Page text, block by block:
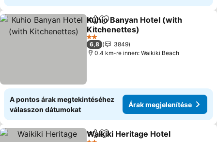
Megosztás
Hozzáadás a kedvencekhez
Kuhio Banyan Hotel (with
Kitchenettes)
Árak megjelenítése
2 Kategória
6,8
3849
0.4 km-re innen: Waikiki Beach
A pontos árak megtekintéséhez
válasszon dátumokat
Árak megjelenítése
Megosztás
Hozzáadás a kedvencekhez
Waikiki Heritage Hotel